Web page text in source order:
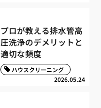
プロが教える排水管高
圧洗浄のデメリットと
適切な頻度
2026.05.24
ハウスクリーニング